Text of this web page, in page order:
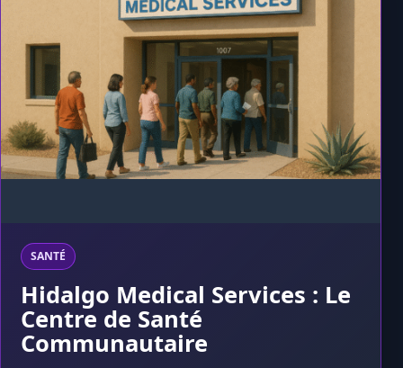
SANTÉ
Hidalgo Medical Services : Le
Centre de Santé
Communautaire